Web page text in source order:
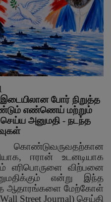
போர் நிறுத்த
எண்ணெய் மற்றும்
அனுமதி - நடந்த
, ஈரான் உடனடியாக
விற்பனை
என்று இந்த
ஆதாரங்களை மேற்கோள்
Wall Street Journal)செய்தி